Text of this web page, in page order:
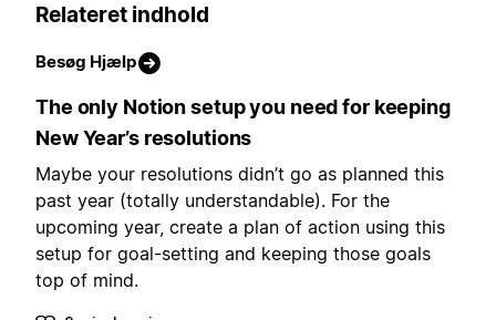
Relateret indhold
Besøg Hjælp
The only Notion setup you need for keeping
New Year’s resolutions
Maybe your resolutions didn’t go as planned this
past year (totally understandable). For the
upcoming year, create a plan of action using this
setup for goal-setting and keeping those goals
top of mind.